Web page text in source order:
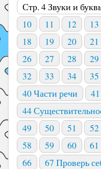
Стр. 4 Звуки и
10
11 12 13
18
19 20 21
26
27 28 29
32
33 34 35
40 Части речи
41
44
49
50 51 52
58
59 60 61
66
67 Проверь